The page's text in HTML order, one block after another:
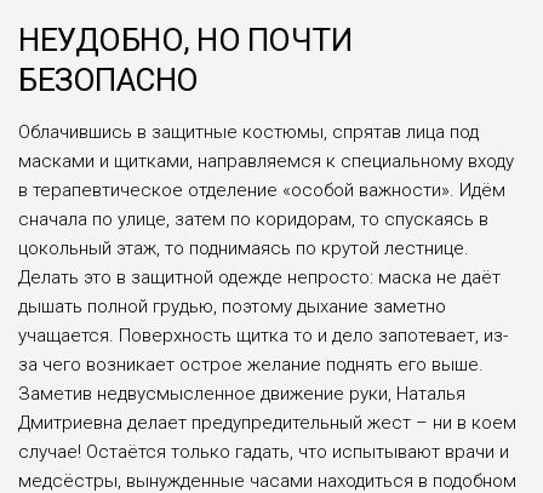
НЕУДОБНО, НО ПОЧТИ
БЕЗОПАСНО
Облачившись в защитные костюмы, спрятав лица под
масками и щитками, направляемся к специальному входу
в терапевтическое отделение «особой важности». Идём
сначала по улице, затем по коридорам, то спускаясь в
цокольный этаж, то поднимаясь по крутой лестнице.
Делать это в защитной одежде непросто: маска не даёт
дышать полной грудью, поэтому дыхание заметно
учащается. Поверхность щитка то и дело запотевает, из-
за чего возникает острое желание поднять его выше.
Заметив недвусмысленное движение руки, Наталья
Дмитриевна делает предупредительный жест – ни в коем
случае! Остаётся только гадать, что испытывают врачи и
медсёстры, вынужденные часами находиться в подобном